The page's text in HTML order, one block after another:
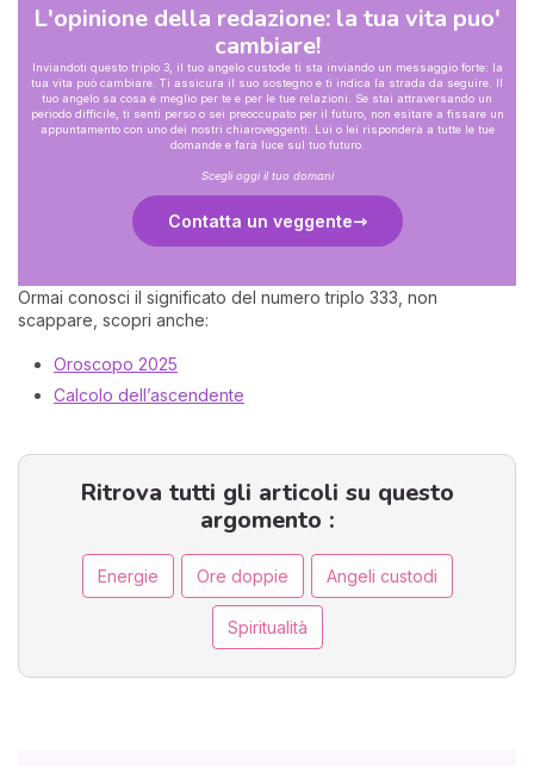
L'opinione della redazione: la tua vita puo'
cambiare!
Inviandoti questo triplo 3, il tuo angelo custode ti sta inviando un messaggio forte: la
tua vita può cambiare. Ti assicura il suo sostegno e ti indica la strada da seguire. Il
tuo angelo sa cosa è meglio per te e per le tue relazioni. Se stai attraversando un
periodo difficile, ti senti perso o sei preoccupato per il futuro, non esitare a fissare un
appuntamento con uno dei nostri chiaroveggenti. Lui o lei risponderà a tutte le tue
domande e farà luce sul tuo futuro.
Scegli oggi il tuo domani
Contatta un veggente
Ormai conosci il significato del numero triplo 333, non
scappare, scopri anche:
Oroscopo 2025
Calcolo dell’ascendente
Ritrova tutti gli articoli su questo
argomento :
Energie Ore doppie Angeli custodi
Spiritualità